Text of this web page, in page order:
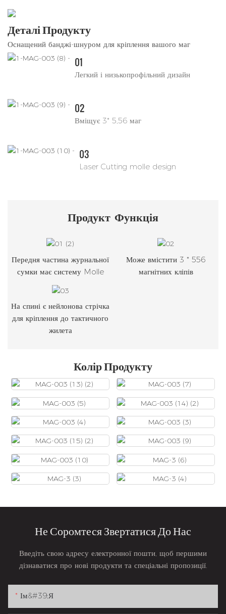
Деталі Продукту
Оснащений банджі-шнуром для кріплення вашого маг
01
Легкий і низькопрофільний дизайн
02
Вміщує 3* 5,56 маг
03
Laser Cutting molle design
Продукт Функція
Передня частина журнальної
сумки має систему Molle
Може вмістити 3 * 556
магнітних кліпів
На спині є нейлонова стрічка
для кріплення до тактичного
жилета
Колір Продукту
Не Соромтеся Звертатися До Нас
Введіть свою адресу електронної пошти, щоб першими
дізнаватися про нові продукти та спеціальні пропозиції.
Ім&#39;я